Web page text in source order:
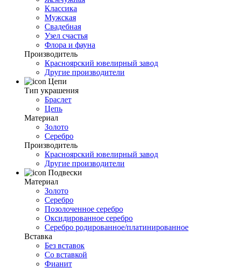
Классика
Мужская
Свадебная
Узел счастья
Флора и фауна
Производитель
Красноярский ювелирный завод
Другие производители
Цепи
Тип украшения
Браслет
Цепь
Материал
Золото
Серебро
Производитель
Красноярский ювелирный завод
Другие производители
Подвески
Материал
Золото
Серебро
Позолоченное серебро
Оксидированное серебро
Серебро родированное/платинированное
Вставка
Без вставок
Со вставкой
Фианит